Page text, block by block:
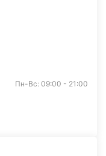
Пн-Вс: 09:00 - 21:00